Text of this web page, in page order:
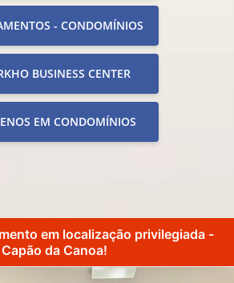
- CONDOMÍNIOS
BUSINESS CENTER
EM CONDOMÍNIOS
em localização privilegiada -
Capão da Canoa!